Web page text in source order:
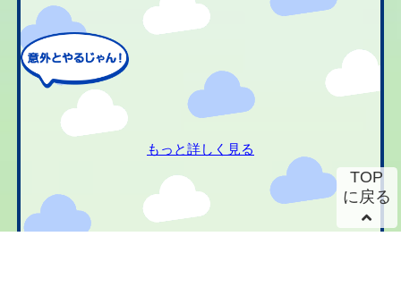
もっと詳しく見る
TOP
に戻る